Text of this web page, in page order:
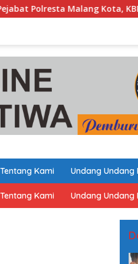
Kota, KBP Putu Kholis
Tentang Kami Undang Undang
Tentang Kami Undang Undang